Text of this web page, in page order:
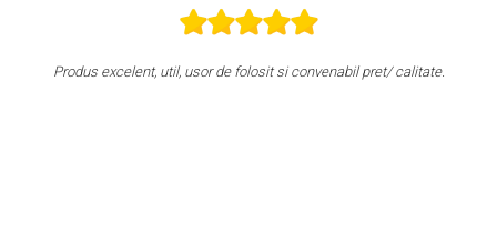
Produs excelent, util, usor de folosit si convenabil pret/ calitate.